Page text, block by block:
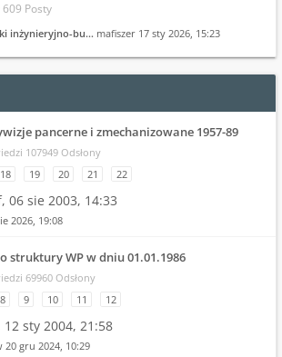
Posty
inżynieryjno-bu… mafiszer 17 sty 2026, 15:23
pancerne i zmechanizowane 1957-89
107949 Odsłony
18 19 20 21 22
06 sie 2003, 14:33
2026, 19:08
struktury WP w dniu 01.01.1986
69960 Odsłony
8 9 10 11 12
12 sty 2004, 21:58
20 gru 2024, 10:29